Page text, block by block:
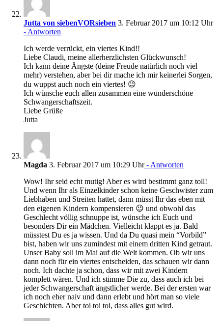
Jutta von siebenVORsieben 3. Februar 2017 um 10:12 Uhr
- Antworten
Ich werde verrückt, ein viertes Kind!!
Liebe Claudi, meine allerherzlichsten Glückwunsch!
Ich kann deine Ängste (deine Freude natürlich noch viel
mehr) verstehen, aber bei dir mache ich mir keinerlei Sorgen,
du wuppst auch noch ein viertes! 😉
Ich wünsche euch allen zusammen eine wunderschöne
Schwangerschaftszeit.
Liebe Grüße
Jutta
Magda 3. Februar 2017 um 10:29 Uhr- Antworten
Wow! Ihr seid echt mutig! Aber es wird bestimmt ganz toll!
Und wenn Ihr als Einzelkinder schon keine Geschwister zum
Liebhaben und Streiten hattet, dann müsst Ihr das eben mit
den eigenen Kindern kompensieren 😉 und obwohl das
Geschlecht völlig schnuppe ist, wünsche ich Euch und
besonders Dir ein Mädchen. Vielleicht klappt es ja. Bald
müsstest Du es ja wissen. Und da Du quasi mein “Vorbild”
bist, haben wir uns zumindest mit einem dritten Kind getraut.
Unser Baby soll im Mai auf die Welt kommen. Ob wir uns
dann noch für ein viertes entscheiden, das schauen wir dann
noch. Ich dachte ja schon, dass wir mit zwei Kindern
komplett wären. Und ich stimme Die zu, dass auch ich bei
jeder Schwangerschaft ängstlicher werde. Bei der ersten war
ich noch eher naiv und dann erlebt und hört man so viele
Geschichten. Aber toi toi toi, dass alles gut wird.